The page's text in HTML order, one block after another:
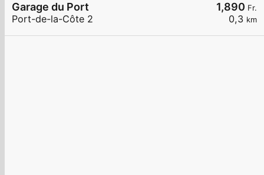
1,890 Fr.
0,3 km
Garage du Port
Port-de-la-Côte 2